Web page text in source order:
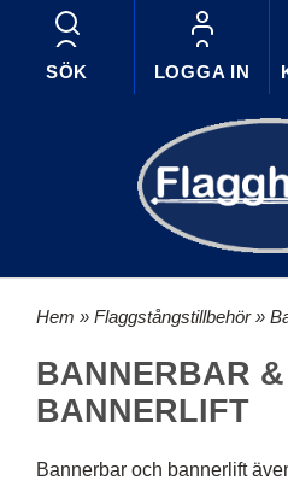
SÖK LOGGA IN
Hem » Flaggstångstillbehör»
BANNERBAR &
BANNERLIFT
Bannerbar och bannerlift